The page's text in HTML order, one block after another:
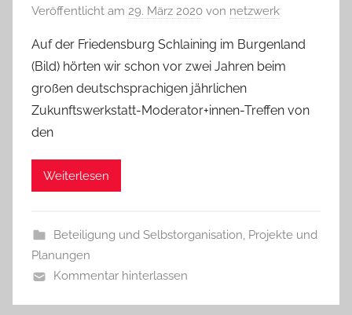
Veröffentlicht am 29. März 2020 von netzwerk
Auf der Friedensburg Schlaining im Burgenland
(Bild) hörten wir schon vor zwei Jahren beim
großen deutschsprachigen jährlichen
Zukunftswerkstatt-Moderator+innen-Treffen von
den
Weiterlesen
Beteiligung und Selbstorganisation, Projekte und
Planungen
Kommentar hinterlassen